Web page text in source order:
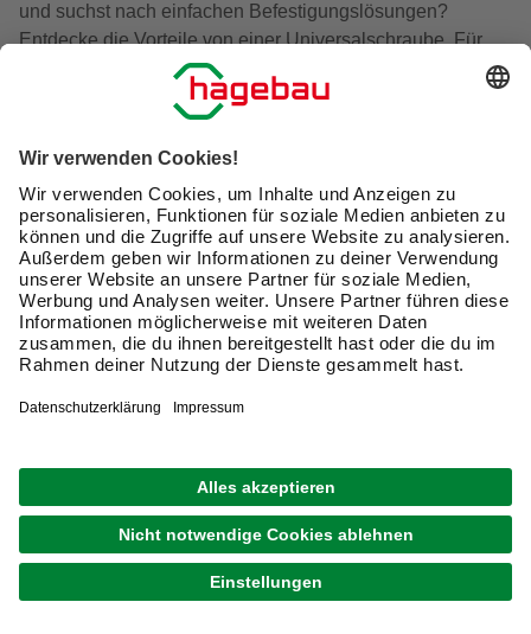
und suchst nach einfachen Befestigungslösungen?
Entdecke die Vorteile von einer Universalschraube. Für
viele Arbeiten rund um Haus und Hobby sind dies
vielseitige Verbindungen, die Du flexibel für Holz,
Kunststoff oder leichten Metallen wie Aluminium einsetzen
kannst. Lies hier mehr über die Typen und
Für welche Befestigungen setze ich
Universalschrauben ein?
Du hast die Wahl: Entweder stellst Du für Deine diversen
Bau- und Heimwerkerprojekte ein umfassendes
Schraubensortiment zusammen. Das bedeutet den
Die Alternative sindUniversalschrauben, die Du für
unterschiedliche Materialien und Einsatzzwecke